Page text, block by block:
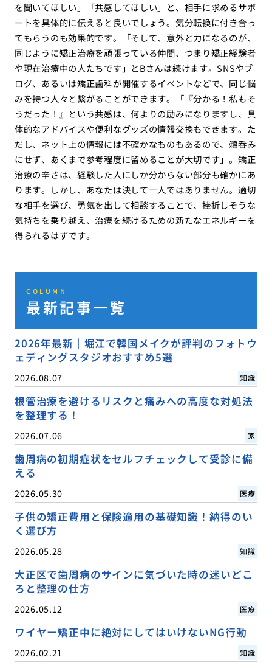
を聞いてほしい」「共感してほしい」と、相手に求めるサポ
ートを具体的に伝えると良いでしょう。気分転換に付き合っ
てもらうのも効果的です。「そして、意外と力になるのが、
同じように矯正治療を頑張っている仲間、つまり矯正経験者
や現在治療中の人たちです」とBさんは続けます。SNSやブ
ログ、あるいは矯正歯科が開催するイベントなどで、同じ悩
みを持つ人々と繋がることができます。「『分かる！私もそ
うだった！』という共感は、何よりの励みになりますし、具
体的なアドバイスや便利なグッズの情報交換もできます。た
だし、ネット上の情報には不確かなものもあるので、鵜呑み
にせず、あくまで参考程度に留めることが大切です」。矯正
治療の辛さは、経験した人にしか分からない部分も確かにあ
ります。しかし、あなたは決して一人ではありません。適切
な相手を選び、勇気を出して相談することで、挫折しそうな
気持ちを乗り越え、治療を続けるための新たなエネルギーを
得られるはずです。
COLUMN
最新記事一覧
2026年最新｜堀江で韓国メイクが評判のフォトウ
ェディングスタジオおすすめ5選
2026.08.07 知識
根管治療を避けるリスクと痛みへの高度な対処法
を整理する！
2026.07.06 家
歯周病の初期症状をセルフチェックして受診に備
える
2026.05.30 医療
子供の矯正費用と保険適用の基礎知識！納得のい
く選び方
2026.05.28 知識
大正区で歯周病のサインに気づいた時の迷いどこ
ろと整理の仕方
2026.05.12 医療
ワイヤー矯正中に絶対にしてはいけないNG行動
2026.02.21 知識